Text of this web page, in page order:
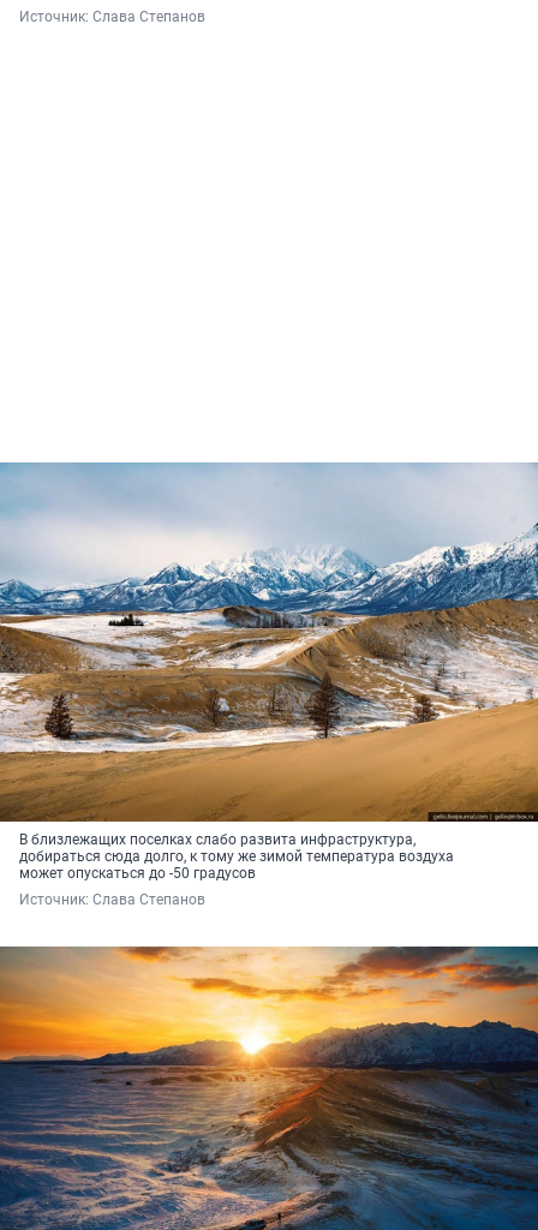
Источник: Слава Степанов
В близлежащих поселках слабо развита инфраструктура,
добираться сюда долго, к тому же зимой температура воздуха
может опускаться до -50 градусов
Источник: Слава Степанов